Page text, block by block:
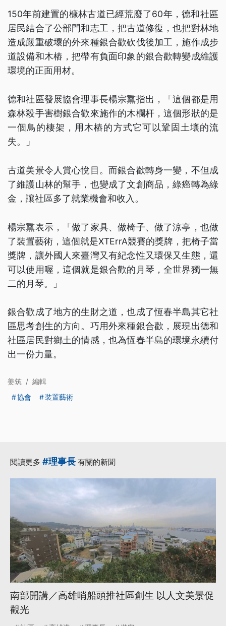
150年前建置的槺林古道已經荒廢了60年，德和社區
居民結合了公部門和志工，把古道修復，也把對林地
造成嚴重破壞的外來種銀合歡砍伐後加工，施作成步
道設備和木樁，把帶有負面印象的銀合歡轉變成維護
環境的正面用材。
德和社區發展協會理事長楊宗熏指出，「這個都是用
森林殺手害樹銀合歡來施作的木欄杆，這個形狀的是
一個鳥的棲架，用木樁的方式它可以鞏固土壤的流
失。」
古道美景令人賞心悅目。而銀合歡轉身一變，不但成
了維護山林的幫手，也變成了文創商品，綠癌轉為綠
金，讓社區多了就業機會和收入。
楊宗熏表示，「做了家具、做椅子、做了涼亭，也做
了裝置藝術，這個就是XTErrA競賽的獎牌，把椅子當
獎牌，讓外國人來臺灣又有紀念性又環保又生態，還
可以使用喔，這個就是銀合歡的月琴，全世界獨一無
二的月琴。」
銀合歡成了地方的生財之道，也成了恆春半島其它社
區思考創生的方向。巧用外來種銀合歡，展現出德和
社區居民對鄉土的情感，也為恆春半島的環境永續付
出一份力量。
姜筑 / 編輯
協會
裝置藝術
閱讀更多 #理事長 有關的新聞
南部開講／高雄哨船頭推社區創生 以人文美景促
觀光